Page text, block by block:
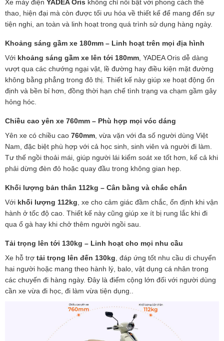
Xe máy điện YADEA Oris không chỉ nổi bật với phong cách thể
thao, hiện đại mà còn được tối ưu hóa về thiết kế để mang đến sự
tiện nghi, an toàn và linh hoạt trong quá trình sử dụng hàng ngày.
Khoảng sáng gầm xe 180mm – Linh hoạt trên mọi địa hình
Với khoảng sáng gầm xe lên tới 180mm , YADEA Oris dễ dàng
vượt qua các chướng ngại vật, lề đường hay điều kiện mặt đường
không bằng phẳng trong đô thị. Thiết kế này giúp xe hoạt động ổn
định và bền bỉ hơn, đồng thời hạn chế tình trạng va chạm gầm gây
hỏng hóc.
Chiều cao yên xe 760mm – Phù hợp mọi vóc dáng
Yên xe có chiều cao 760mm , vừa vặn với đa số người dùng Việt
Nam, đặc biệt phù hợp với cả học sinh, sinh viên và người đi làm.
Tư thế ngồi thoải mái, giúp người lái kiểm soát xe tốt hơn, kể cả khi
phải dừng đèn đỏ hoặc quay đầu trong không gian hẹp.
Khối lượng bản thân 112kg – Cân bằng và chắc chắn
Với khối lượng 112kg , xe cho cảm giác đầm chắc, ổn định khi vận
hành ở tốc độ cao. Thiết kế này cũng giúp xe ít bị rung lắc khi đi
qua ổ gà hay khi chở thêm người ngồi sau.
Tải trọng lên tới 130kg – Linh hoạt cho mọi nhu cầu
Xe hỗ trợ tải trọng lên đến 130kg , đáp ứng tốt nhu cầu di chuyển
hai người hoặc mang theo hành lý, balo, vật dụng cá nhân trong
các chuyến đi hàng ngày. Đây là điểm cộng lớn đối với người dùng
cần xe vừa đi học, đi làm vừa tiện dụng..